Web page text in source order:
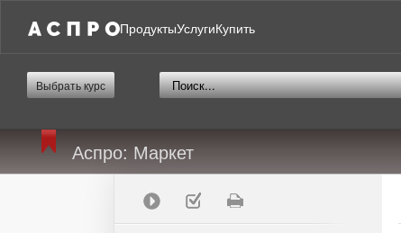
ПродуктыУслугиКупить
Выбрать курс
Аспро: Маркет